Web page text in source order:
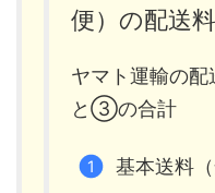
便）の配送
ヤマト運輸
と③の合計
基本送料（